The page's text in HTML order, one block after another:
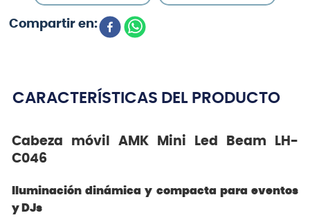
CARACTERÍSTICAS DEL PRODUCTO
Cabeza móvil AMK Mini Led Beam LH-
C046
Iluminación dinámica y compacta para eventos
y DJs